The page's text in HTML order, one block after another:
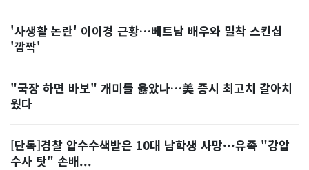
'사생활 논란' 이이경 근황…베트남 배우와 밀착 스킨십
'깜짝'
"국장 하면 바보" 개미들 옳았나…美 증시 최고치 갈아치
웠다
[단독]경찰 압수수색받은 10대 남학생 사망···유족 "강압
수사 탓" 손배...